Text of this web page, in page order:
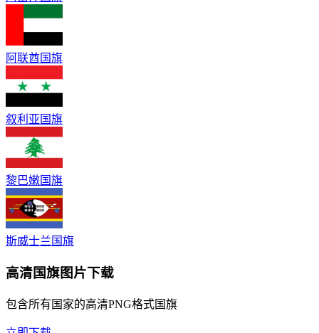
阿联酋国旗
叙利亚国旗
黎巴嫩国旗
斯威士兰国旗
高清国旗图片下载
包含所有国家的高清PNG格式国旗